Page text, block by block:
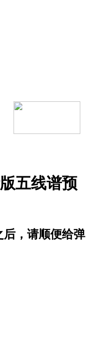
五线谱预
，请顺便给弹